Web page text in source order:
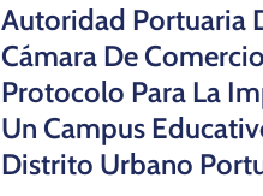
Autoridad Portuaria
Cámara De
Protocolo Para La
Un Campus
Distrito Urbano